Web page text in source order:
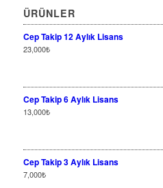
ÜRÜNLER
Cep Takip 12 Aylık Lisans
23,000₺
Cep Takip 6 Aylık Lisans
13,000₺
Cep Takip 3 Aylık Lisans
7,000₺